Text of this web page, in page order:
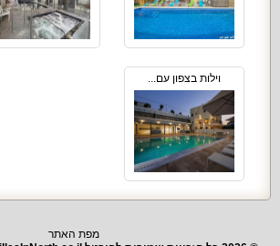
וילות בצפון עם...
מפת האתר